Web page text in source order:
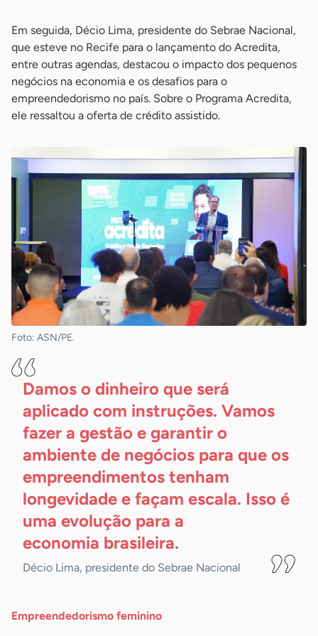
Em seguida, Décio Lima, presidente do Sebrae Nacional,
que esteve no Recife para o lançamento do Acredita,
entre outras agendas, destacou o impacto dos pequenos
negócios na economia e os desafios para o
empreendedorismo no país. Sobre o Programa Acredita,
ele ressaltou a oferta de crédito assistido.
Foto: ASN/PE.
Damos o dinheiro que será
aplicado com instruções. Vamos
fazer a gestão e garantir o
ambiente de negócios para que os
empreendimentos tenham
longevidade e façam escala. Isso é
uma evolução para a
economia brasileira.
Décio Lima, presidente do Sebrae Nacional
Empreendedorismo feminino